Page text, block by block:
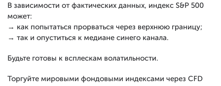
В зависимости от фактических данных, индекс S&P 500
может:
→ как попытаться прорваться через верхнюю границу;
→ так и опуститься к медиане синего канала.
Будьте готовы к всплескам волатильности.
Торгуйте мировыми фондовыми индексами через CFD